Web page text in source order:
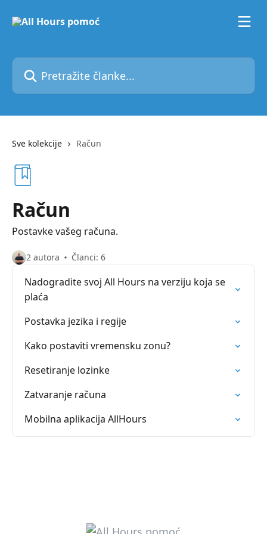
Pretražite članke...
Sve kolekcije Račun
Račun
Postavke vašeg računa.
2 autora Članci: 6
Nadogradite svoj All Hours na verziju koja se
plaća
Postavka jezika i regije
Kako postaviti vremensku zonu?
Resetiranje lozinke
Zatvaranje računa
Mobilna aplikacija AllHours